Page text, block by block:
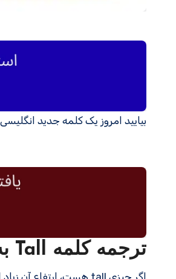
بیایید امروز یک کلمه جدید انگلیسی
ترجمه کلمه Tall به فارسی با مثالهای کاربردی